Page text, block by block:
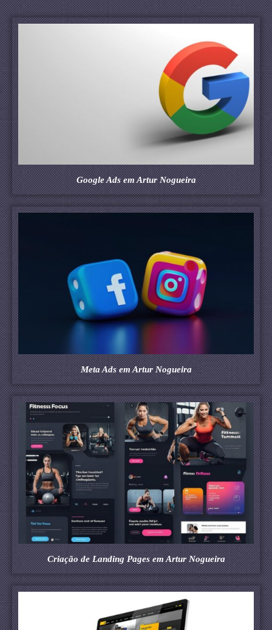
Google Ads em Artur Nogueira
Meta Ads em Artur Nogueira
Criação de Landing Pages em Artur Nogueira